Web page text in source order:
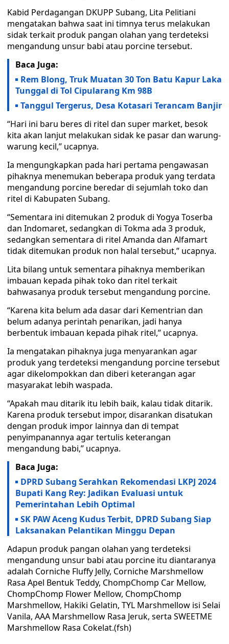
Kabid Perdagangan DKUPP Subang, Lita Pelitiani
mengatakan bahwa saat ini timnya terus melakukan
sidak terkait produk pangan olahan yang terdeteksi
mengandung unsur babi atau porcine tersebut.
Baca Juga:
Rem Blong, Truk Muatan 30 Ton Batu Kapur Laka
Tunggal di Tol Cipularang Km 98B
Tanggul Tergerus, Desa Kotasari Terancam Banjir
“Hari ini baru beres di ritel dan super market, besok
kita akan lanjut melakukan sidak ke pasar dan warung-
warung kecil,” ucapnya.
Ia mengungkapkan pada hari pertama pengawasan
pihaknya menemukan beberapa produk yang terdata
mengandung porcine beredar di sejumlah toko dan
ritel di Kabupaten Subang.
“Sementara ini ditemukan 2 produk di Yogya Toserba
dan Indomaret, sedangkan di Tokma ada 3 produk,
sedangkan sementara di ritel Amanda dan Alfamart
tidak ditemukan produk non halal tersebut,” ucapnya.
Lita bilang untuk sementara pihaknya memberikan
imbauan kepada pihak toko dan ritel terkait
bahwasanya produk tersebut mengandung porcine.
“Karena kita belum ada dasar dari Kementrian dan
belum adanya perintah penarikan, jadi hanya
berbentuk imbauan kepada pihak ritel,” ucapnya.
Ia mengatakan pihaknya juga menyarankan agar
produk yang terdeteksi mengandung porcine tersebut
agar dikelompokkan dan diberi keterangan agar
masyarakat lebih waspada.
“Apakah mau ditarik itu lebih baik, kalau tidak ditarik.
Karena produk tersebut impor, disarankan disatukan
dengan produk impor lainnya dan di tempat
penyimpanannya agar tertulis keterangan
mengandung babi,” ucapnya.
Baca Juga:
DPRD Subang Serahkan Rekomendasi LKPJ 2024
Bupati Kang Rey: Jadikan Evaluasi untuk
Pemerintahan Lebih Optimal
SK PAW Aceng Kudus Terbit, DPRD Subang Siap
Laksanakan Pelantikan Minggu Depan
Adapun produk pangan olahan yang terdeteksi
mengandung unsur babi atau porcine itu diantaranya
adalah Corniche Fluffy Jelly, Corniche Marshmellow
Rasa Apel Bentuk Teddy, ChompChomp Car Mellow,
ChompChomp Flower Mellow, ChompChomp
Marshmellow, Hakiki Gelatin, TYL Marshmellow isi Selai
Vanila, AAA Marshmellow Rasa Jeruk, serta SWEETME
Marshmellow Rasa Cokelat.(fsh)